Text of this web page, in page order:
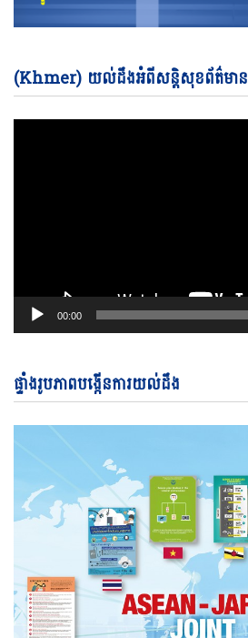
(Khmer) យល់ដឹងអំពីសន្តិសុខព័ត៌មាន
00:00
ផ្ទាំងរូបភាពបង្កើនការយល់ដឹង